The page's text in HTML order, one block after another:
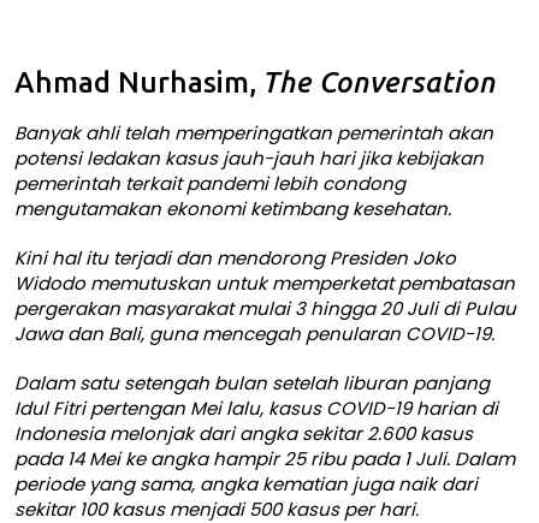
Ahmad Nurhasim, The Conversation
Banyak ahlitelah memperingatkan pemerintah akan
potensi ledakan kasus jauh-jauh hari jika kebijakan
pemerintah terkait pandemi lebih condong
mengutamakan ekonomi ketimbang kesehatan.
Kini hal itu terjadi dan mendorong Presiden Joko
Widodo memutuskan untukmemperketat pembatasan
pergerakan masyarakatmulai 3 hingga 20 Juli diPulau
Jawa dan Bali, guna mencegah penularan COVID-19.
Dalam satu setengah bulan setelah liburan panjang
Idul Fitri pertengan Mei lalu, kasus COVID-19 harian di
Indonesia melonjak dari angka sekitar 2.600 kasus
pada 14 Mei ke angkahampir 25 ribu pada 1 Juli. Dalam
periode yang sama, angka kematian juga naik dari
sekitar 100 kasus menjadi 500 kasus per hari.